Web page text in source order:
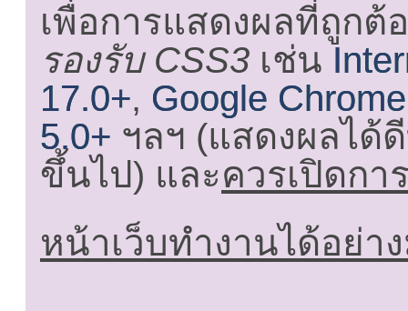
เพื่อการแสดงผลที่ถูกต้
รองรับ CSS3 เช่น
17.0+, Google
5.0+ ฯลฯ (แสดงผลได้
ขึ้นไป) และควรเปิดกา
หน้าเว็บทำงานได้อย่า